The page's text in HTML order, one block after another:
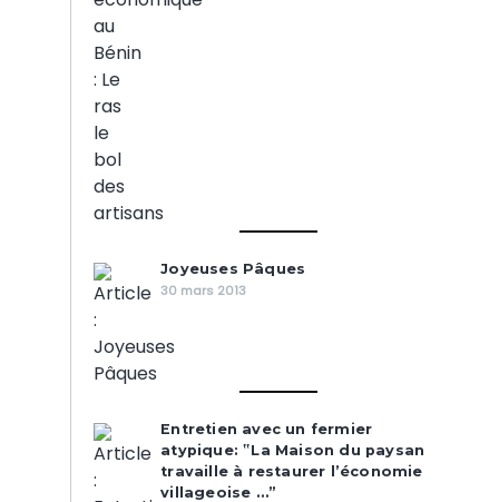
Joyeuses Pâques
30 mars 2013
Entretien avec un fermier
atypique: ‟La Maison du paysan
travaille à restaurer l’économie
villageoise …”